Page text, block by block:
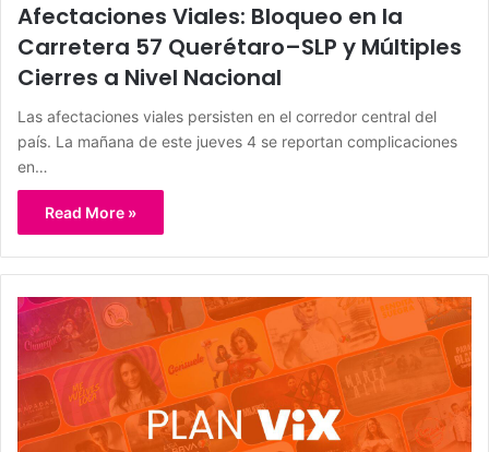
Afectaciones Viales: Bloqueo en la
Carretera 57 Querétaro–SLP y Múltiples
Cierres a Nivel Nacional
Las afectaciones viales persisten en el corredor central del
país. La mañana de este jueves 4 se reportan complicaciones
en…
Read More »